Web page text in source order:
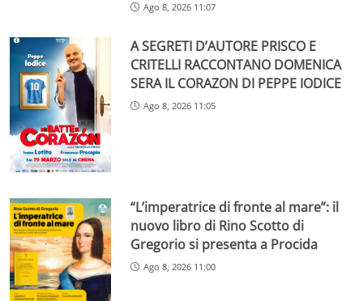
Ago 8, 2026 11:07
A SEGRETI D’AUTORE PRISCO E
CRITELLI RACCONTANO DOMENICA
SERA IL CORAZON DI PEPPE IODICE
Ago 8, 2026 11:05
“L’imperatrice di fronte al mare”: il
nuovo libro di Rino Scotto di
Gregorio si presenta a Procida
Ago 8, 2026 11:00